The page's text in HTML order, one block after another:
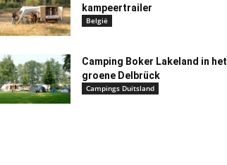
kampeertrailer
België
Camping Boker Lakeland in het
groene Delbrück
Campings Duitsland